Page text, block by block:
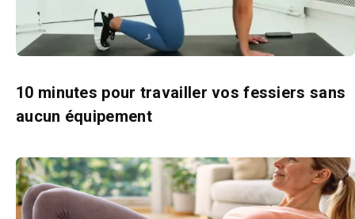
10 minutes pour travailler vos fessiers sans
aucun équipement